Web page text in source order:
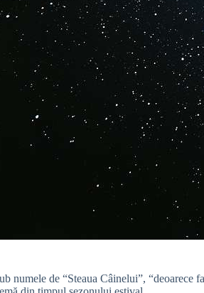
numele de “Steaua Câinelui”, “deoarece